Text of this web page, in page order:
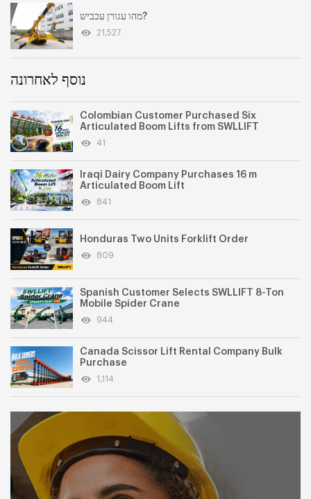
מהו עגורן עכביש?
21,527
נוסף לאחרונה
Colombian Customer Purchased Six
Articulated Boom Lifts from SWLLIFT
41
Iraqi Dairy Company Purchases 16 m
Articulated Boom Lift
841
Honduras Two Units Forklift Order
809
Spanish Customer Selects SWLLIFT 8-Ton
Mobile Spider Crane
944
Canada Scissor Lift Rental Company Bulk
Purchase
1,114